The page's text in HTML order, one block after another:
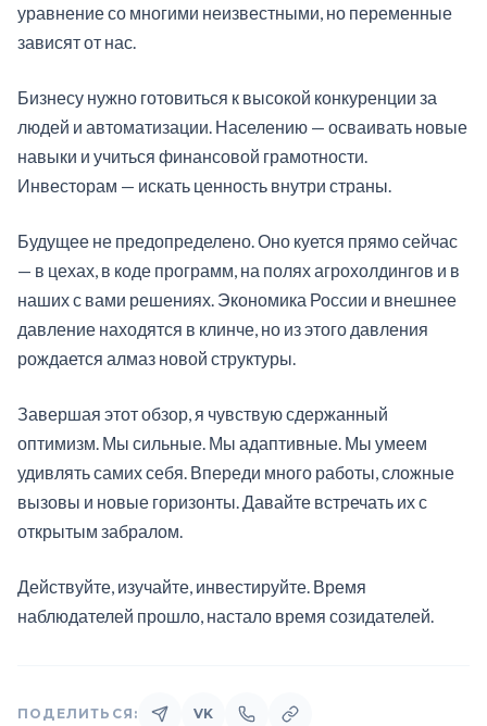
уравнение со многими неизвестными, но переменные
зависят от нас.
Бизнесу нужно готовиться к высокой конкуренции за
людей и автоматизации. Населению — осваивать новые
навыки и учиться финансовой грамотности.
Инвесторам — искать ценность внутри страны.
Будущее не предопределено. Оно куется прямо сейчас
— в цехах, в коде программ, на полях агрохолдингов и в
наших с вами решениях. Экономика России и внешнее
давление находятся в клинче, но из этого давления
рождается алмаз новой структуры.
Завершая этот обзор, я чувствую сдержанный
оптимизм. Мы сильные. Мы адаптивные. Мы умеем
удивлять самих себя. Впереди много работы, сложные
вызовы и новые горизонты. Давайте встречать их с
открытым забралом.
Действуйте, изучайте, инвестируйте. Время
наблюдателей прошло, настало время созидателей.
ПОДЕЛИТЬСЯ: VK